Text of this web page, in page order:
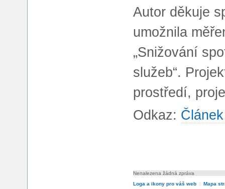
Autor děkuje
umožnila
„Snižování
služeb“.
prostředí,
Odkaz:
Nenalezena žádná zpráva
Loga a ikony pro váš web l Mapa